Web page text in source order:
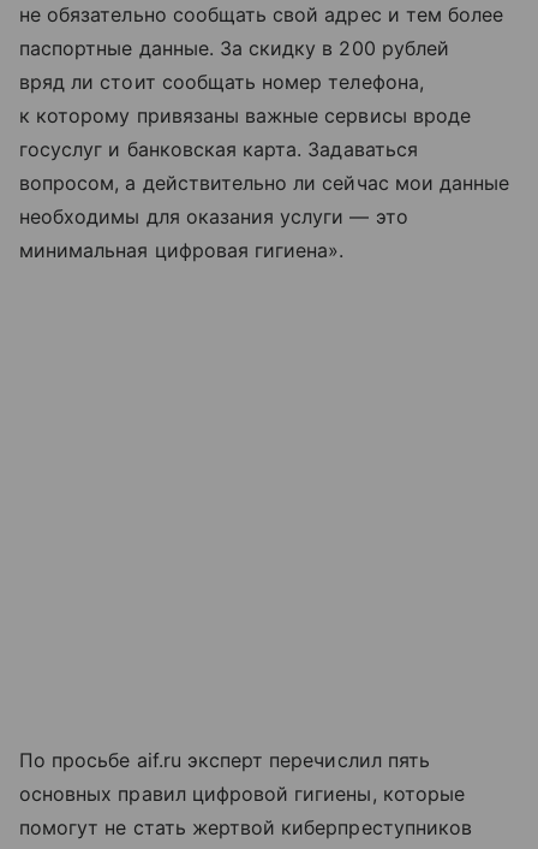
не обязательно сообщать свой адрес и тем более
паспортные данные. За скидку в 200 рублей
вряд ли стоит сообщать номер телефона,
к которому привязаны важные сервисы вроде
госуслуг и банковская карта. Задаваться
вопросом, а действительно ли сейчас мои данные
необходимы для оказания услуги — это
минимальная цифровая гигиена».
По просьбе aif.ru эксперт перечислил пять
основных правил цифровой гигиены, которые
помогут не стать жертвой киберпреступников